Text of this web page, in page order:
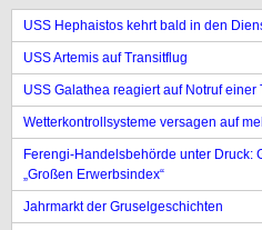
USS Hephaistos kehrt bald in den
USS Artemis auf Transitflug
USS Galathea reagiert auf Notruf einer
Wetterkontrollsysteme versagen auf
Ferengi-Handelsbehörde unter Druck:
„Großen Erwerbsindex“
Jahrmarkt der Gruselgeschichten